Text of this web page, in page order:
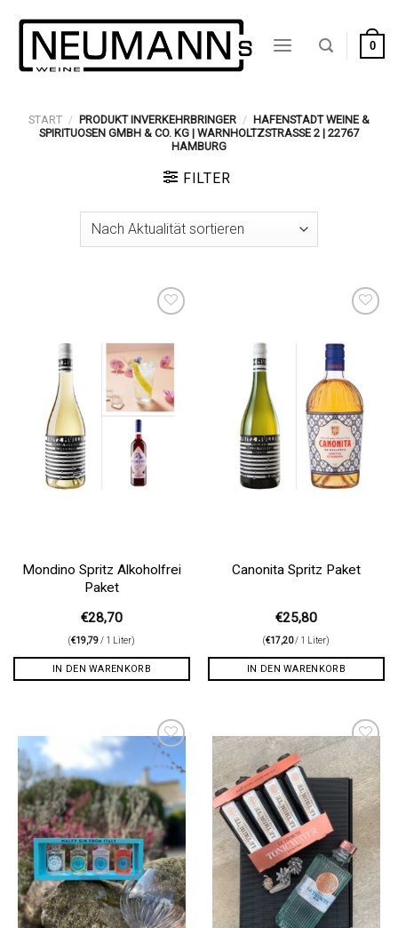
Inhalt
springen
0
START / PRODUKT INVERKEHRBRINGER / HAFENSTADT WEINE &
SPIRITUOSEN GMBH & CO. KG | WARNHOLTZSTRASSE 2 | 22767 H
AMBURG
FILTER
Mondino Spritz Alkoholfrei
Paket
€28,70
(€19,79/ 1 Liter)
IN DEN WARENKORB
Canonita Spritz Paket
€25,80
(€17,20/ 1 Liter)
IN DEN WARENKORB
Auf die
Wunschliste
Auf die
Wunschliste